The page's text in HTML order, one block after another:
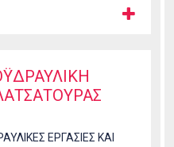
ΕΡΓΑΣΙΕΣ ΚΑΙ